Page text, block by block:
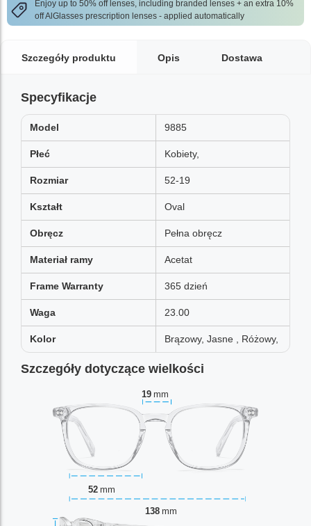
Enjoy up to 50% off lenses, including branded lenses + an extra 10%
off AlGlasses prescription lenses - applied automatically
Szczegóły produktu Opis Dostawa
Specyfikacje
Model 9885
Płeć Kobiety,
Rozmiar 52-19
Kształt Oval
Obręcz Pełna obręcz
Materiał ramy Acetat
Frame Warranty 365 dzień
Waga 23.00
Kolor Brązowy, Jasne , Różowy,
Szczegóły dotyczące wielkości
19 mm
52 mm
138 mm